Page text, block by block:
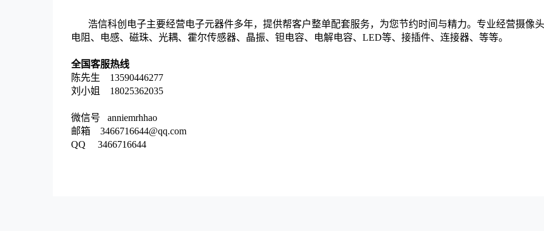
浩信科创电子主要经营电子元器件多年，提供帮客户整单配套服务，为您节约时间与精力。专业经营摄像
电阻、电感、磁珠、光耦、霍尔传感器、晶振、钽电容、电解电容、LED等、接插件、连接器、等等。
全国客服热线
陈先生 13590446277
刘小姐 18025362035
微信号 anniemrhhao
邮箱 3466716644@qq.com
QQ 3466716644